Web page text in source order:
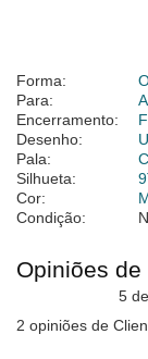
Forma:
Para:
Encerramento:
Desenho:
Pala:
Silhueta:
Cor:
Condição:
Opiniões de
5
2 opiniões de